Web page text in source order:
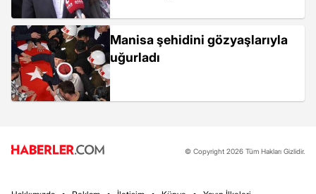
Manisa şehidini gözyaşlarıyla
uğurladı
© Copyright 2026 Tüm Hakları Gizlidir.